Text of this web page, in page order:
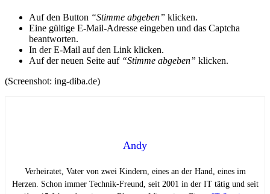
Auf den Button “Stimme abgeben” klicken.
Eine gültige E-Mail-Adresse eingeben und das Captcha
beantworten.
In der E-Mail auf den Link klicken.
Auf der neuen Seite auf “Stimme abgeben” klicken.
(Screenshot: ing-diba.de)
Andy
Verheiratet, Vater von zwei Kindern, eines an der Hand, eines im
Herzen. Schon immer Technik-Freund, seit 2001 in der IT tätig und seit